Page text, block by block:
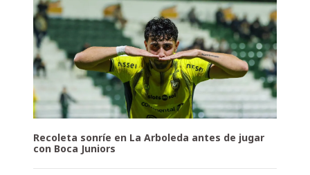
Recoleta sonríe en La Arboleda antes de jugar
con Boca Juniors